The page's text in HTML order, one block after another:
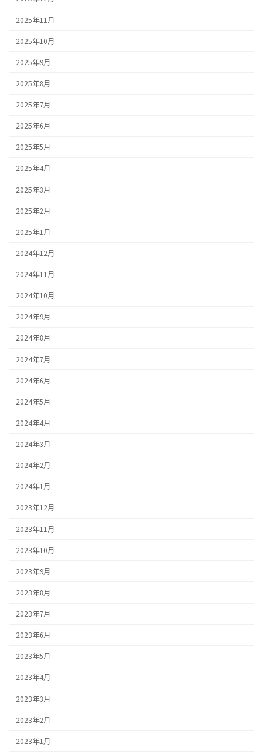
2025年11月
2025年10月
2025年9月
2025年8月
2025年7月
2025年6月
2025年5月
2025年4月
2025年3月
2025年2月
2025年1月
2024年12月
2024年11月
2024年10月
2024年9月
2024年8月
2024年7月
2024年6月
2024年5月
2024年4月
2024年3月
2024年2月
2024年1月
2023年12月
2023年11月
2023年10月
2023年9月
2023年8月
2023年7月
2023年6月
2023年5月
2023年4月
2023年3月
2023年2月
2023年1月